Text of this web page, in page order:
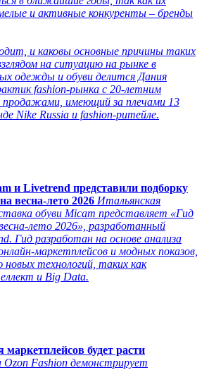
и активные конкуренты – бренды
и каковы основные причины таких
на ситуацию на рынке в
одежды и обуви делится Дания
fashion-рынка с 20-летним
продажами, имеющий за плечами 13
Nike Russia и fashion-ритейле.
и Livetrend представили подборку
весна-лето 2026 Итальянская
обуви Micam представляет «Гид
лето 2026», разработанный
Гид разработан на основе анализа
маркетплейсов и модных показов,
технологий, таких как
и Big Data.
маркетплейсов будет расти
Ozon Fashion демонстрирует